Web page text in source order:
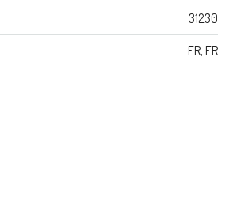
31230
FR, FR